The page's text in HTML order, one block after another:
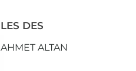
LES DES
AHMET ALTAN